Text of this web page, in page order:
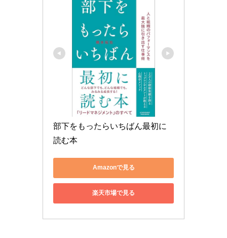
部下をもったらいちばん最初に
読む本
Amazonで見る
楽天市場で見る